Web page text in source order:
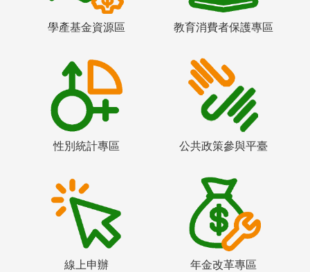
學產基金資源區 教育消費者保護專區
性別統計專區 公共政策參與平臺
線上申辦 年金改革專區